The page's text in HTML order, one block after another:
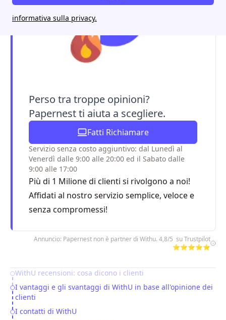
informativa sulla privacy.
Perso tra troppe opinioni?
Papernest ti aiuta a scegliere.
Fatti Richiamare
Servizio senza costo aggiuntivo: dal Lunedì al
Venerdì dalle 9:00 alle 20:00 ed il Sabato dalle
9:00 alle 17:00
Più di 1 Milione di clienti si rivolgono a noi!
Affidati al nostro servizio semplice, veloce e
senza compromessi!
Annuncio: Papernest non è partner di Withu. 4,8/5 su Trustpilot
⭐⭐⭐⭐⭐
Table of Contents
WithU recensioni: cosa dicono i clienti
I vantaggi e gli svantaggi di WithU in base all'opinione dei
clienti
I contatti di WithU